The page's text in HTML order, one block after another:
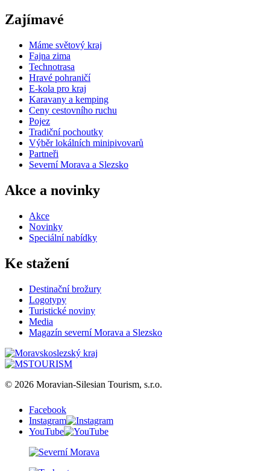
Zajímavé
Máme světový kraj
Fajna zima
Technotrasa
Hravé pohraničí
E-kola pro kraj
Karavany a kemping
Ceny cestovního ruchu
Pojez
Tradiční pochoutky
Výběr lokálních minipivovarů
Partneři
Severní Morava a Slezsko
Akce a novinky
Akce
Novinky
Speciální nabídky
Ke stažení
Destinační brožury
Logotypy
Turistické noviny
Media
Magazín severní Morava a Slezsko
© 2026 Moravian-Silesian Tourism, s.r.o.
Facebook
Instagram
YouTube